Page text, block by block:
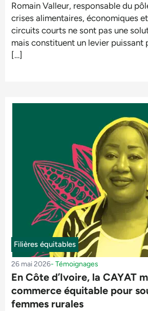
Romain Valleur, responsable du
crises alimentaires, économiques
circuits courts ne sont pas une
mais constituent un levier puissant
[…]
Filières équitables
26 mai 2026- Témoignages
En Côte d’Ivoire, la CAYAT
commerce équitable pour
femmes rurales